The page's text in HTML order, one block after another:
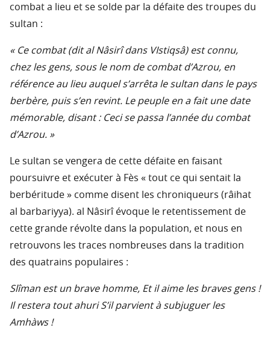
combat a lieu et se solde par la défaite des troupes du
sultan :
« Ce combat (dit al Nâsirî dans VIstiqsâ) est connu,
chez les gens, sous le nom de combat d’Azrou, en
référence au lieu auquel s’arrêta le sultan dans le pays
berbère, puis s’en revint. Le peuple en a fait une date
mémorable, disant : Ceci se passa l’année du combat
d’Azrou. »
Le sultan se vengera de cette défaite en faisant
poursuivre et exécuter à Fès « tout ce qui sentait la
berbéritude » comme disent les chroniqueurs (râihat
al barbariyya). al Nâsirî évoque le retentissement de
cette grande révolte dans la population, et nous en
retrouvons les traces nombreuses dans la tradition
des quatrains populaires :
Slîman est un brave homme, Et il aime les braves gens !
Il restera tout ahuri S’il parvient à subjuguer les
Amhàws !